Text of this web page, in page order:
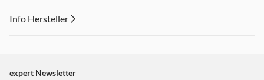
Info Hersteller
"Marketing".
expert Newsletter